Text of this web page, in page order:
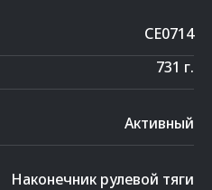
CE0714
731 г.
Активный
Наконечник рулевой тяги